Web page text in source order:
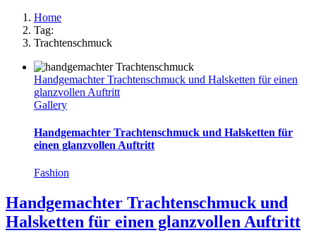
Home
Tag:
Trachtenschmuck
Handgemachter Trachtenschmuck und Halsketten für einen
glanzvollen Auftritt
Gallery
Handgemachter Trachtenschmuck und Halsketten für
einen glanzvollen Auftritt
Fashion
Handgemachter Trachtenschmuck und
Halsketten für einen glanzvollen Auftritt